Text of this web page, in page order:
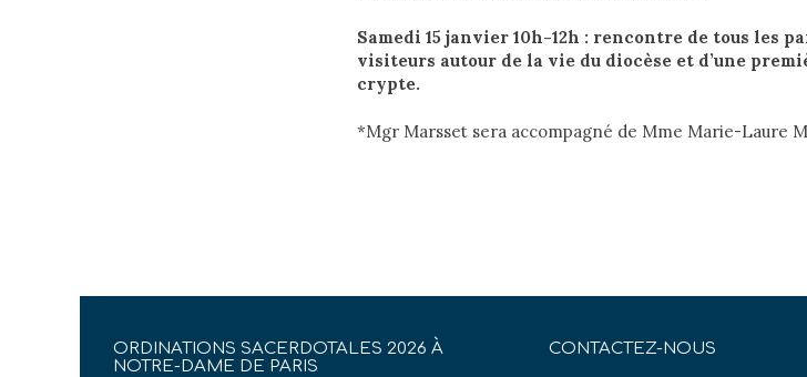
Samedi 15 janvier 10h-12h : rencontre de tous les
visiteurs autour de la vie du diocèse et d’une
crypte.
*Mgr Marsset sera accompagné de Mme Marie-Laure
ORDINATIONS SACERDOTALES 2026 À
NOTRE-DAME DE PARIS
CONTACTEZ-NOUS